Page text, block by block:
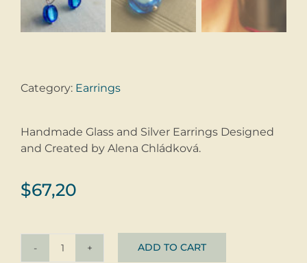
$67,20
Handmade Glass and Silver Earrings Designed
and Created by Alena Chládková.
Earrings
ADD TO CART
Category: Earrings